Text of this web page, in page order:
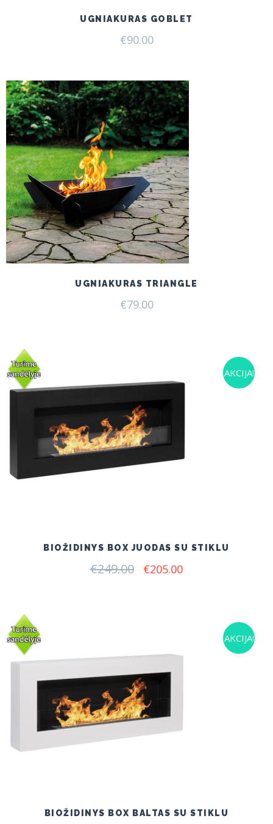
UGNIAKURAS GOBLET
€90.00
UGNIAKURAS TRIANGLE
€79.00
AKCIJA!
BIOŽIDINYS BOX JUODAS SU STIKLU
€249.00 Original
€205.00Current
AKCIJA!
BIOŽIDINYS BOX BALTAS SU STIKLU